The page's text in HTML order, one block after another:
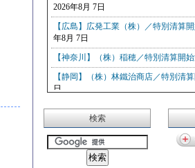
検索